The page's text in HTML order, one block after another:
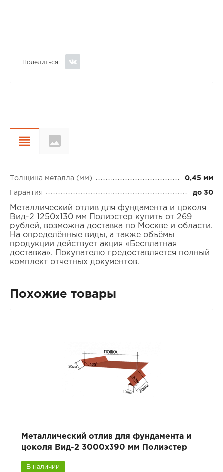
Поделиться:
Характеристики
Толщина металла (мм) 0,45 мм
Гарантия до 30
Металлический отлив для фундамента и цоколя
Вид-2 1250x130 мм Полиэстер купить от 269
рублей, возможна доставка по Москве и области.
На определённые виды, а также объёмы
продукции действует акция «Бесплатная
доставка». Покупателю предоставляется полный
комплект отчетных документов.
Похожие товары
Металлический отлив для фундамента и
цоколя Вид-2 3000x390 мм Полиэстер
В наличии